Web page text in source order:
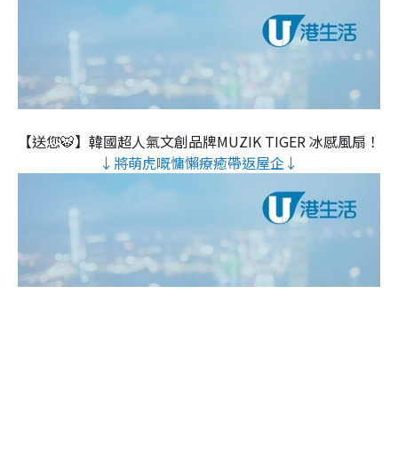
【送您🐯】韓國超人氣文創品牌MUZIK TIGER 冰感風扇！
↓將萌虎嘅慵懶療癒帶返屋企↓